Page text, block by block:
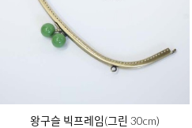
왕구슬 빅프레임(그린 30cm)